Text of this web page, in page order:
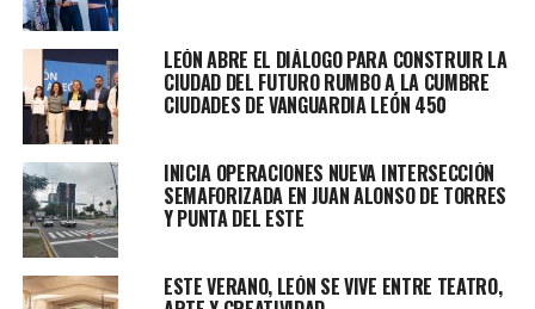
Entre las actividades más destacadas se encuentra la 79
Muestra Internacional de Cine de la Cineteca Nacional,
que se realizará del 9 al 18 de junio en Plaza de Gallos
con entrada libre.
La cartelera contempla producciones de México, Corea
del Sur, Francia, Cuba, Alemania, China, Palestina y
otros países, consolidando a León como un espacio para
la exhibición cinematográfica de talla internacional.
Asimismo, del 28 de junio al 4 de julio se llevará a cabo el
LEÓN ABRE EL DIÁLOGO PARA CONSTRUIR LA
CIUDAD DEL FUTURO RUMBO A LA CUMBRE
CIUDADES DE VANGUARDIA LEÓN 450
INICIA OPERACIONES NUEVA INTERSECCIÓN
SEMAFORIZADA EN JUAN ALONSO DE TORRES
Y PUNTA DEL ESTE
ESTE VERANO, LEÓN SE VIVE ENTRE TEATRO,